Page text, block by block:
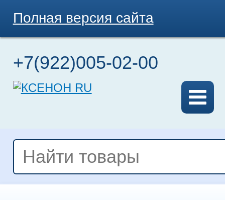
Полная версия сайта
+7(922)005-02-00